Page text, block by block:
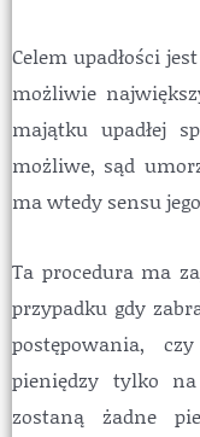
Celem upadłości
możliwie
majątku upadłej
możliwe, sąd
ma wtedy sensu
Ta procedura ma
przypadku gdy
postępowania,
pieniędzy tylko
zostaną żadne